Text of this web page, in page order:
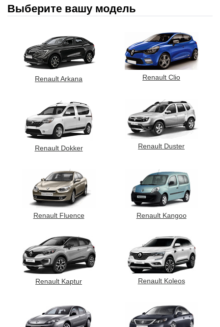
Выберите вашу модель
Renault Arkana Renault Clio
Renault Dokker Renault Duster
Renault Fluence Renault Kangoo
Renault Kaptur Renault Koleos